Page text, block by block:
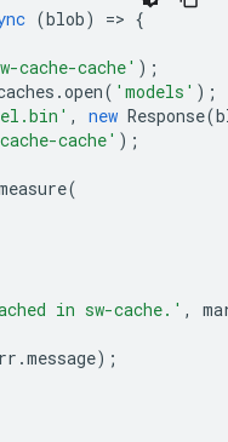
(blob) => {
cache-cache' );
.open( 'models' );
, new Response(
cache' );
(
in sw-cache.' ,
.message);